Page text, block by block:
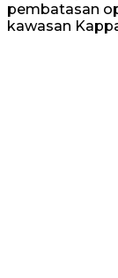
pembatasan
kawasan